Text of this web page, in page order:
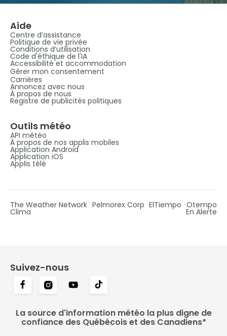
Aide
Centre d’assistance
Politique de vie privée
Conditions d’utilisation
Code d'éthique de l'IA
Accessibilité et accommodation
Gérer mon consentement
Carrières
Annoncez avec nous
À propos de nous
Registre de publicités politiques
Outils météo
API météo
À propos de nos applis mobiles
Application Android
Application iOS
Applis télé
The Weather Network Pelmorex Corp ElTiempo Otempo
Clima En Alerte
Suivez-nous
La source d'information météo la plus digne de
confiance des Québécois et des Canadiens*